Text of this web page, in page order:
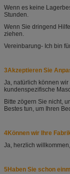
Wenn es keine
Stunden.
Wenn Sie dringend
ziehen.
Vereinbarung- Ich bin
3Akzeptieren Sie
Ja, natürlich können
kundenspezifische
Bitte zögern Sie nicht,
Bestes tun, um Ihren
4Können wir Ihre
Ja, herzlich
5Haben Sie schon